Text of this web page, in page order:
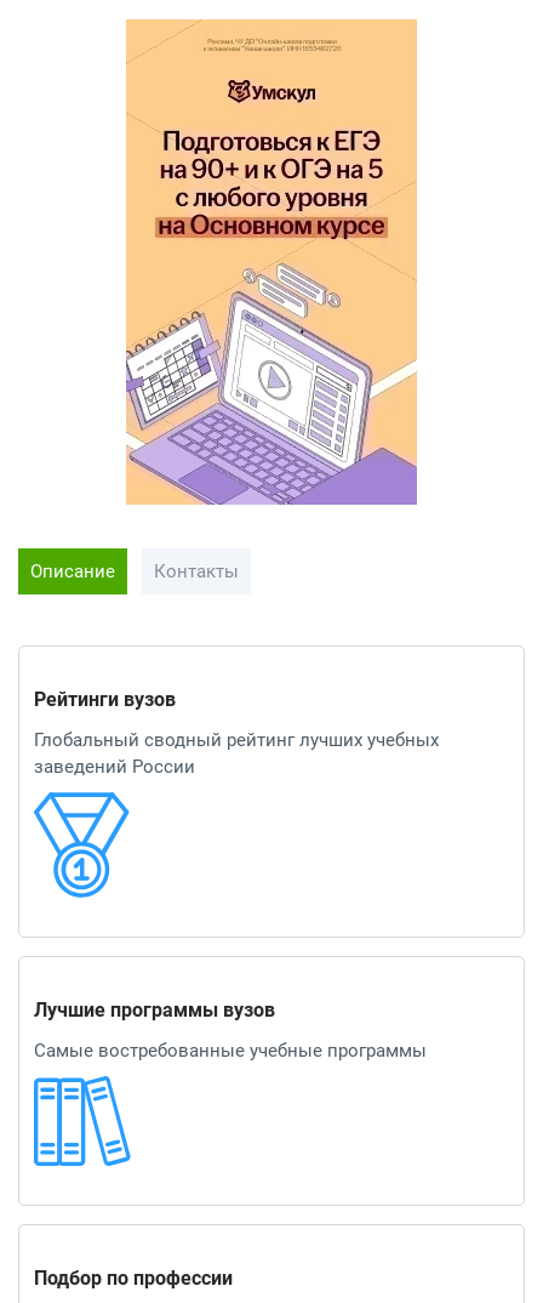
Описание Контакты
Рейтинги вузов
Глобальный сводный рейтинг лучших учебных
заведений России
Лучшие программы вузов
Самые востребованные учебные программы
Подбор по профессии